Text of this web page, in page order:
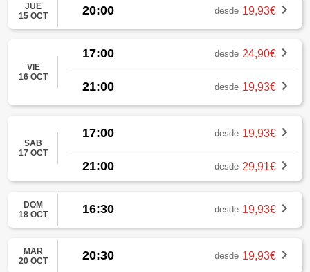
JUE
15 OCT
20:00 desde 19,93€
VIE
16 OCT
17:00 desde 24,90€
21:00 desde 19,93€
SAB
17 OCT
17:00 desde 19,93€
21:00 desde 29,91€
DOM
18 OCT
16:30 desde 19,93€
MAR
20 OCT
20:30 desde 19,93€